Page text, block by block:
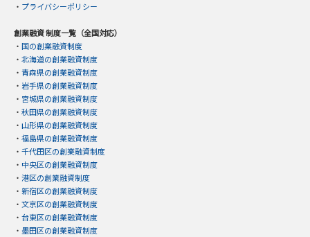
・ プライバシーポリシー
創業融資 制度一覧（全国対応）
・ 国の創業融資制度
・ 北海道の創業融資制度
・ 青森県の創業融資制度
・ 岩手県の創業融資制度
・ 宮城県の創業融資制度
・ 秋田県の創業融資制度
・ 山形県の創業融資制度
・ 福島県の創業融資制度
・ 千代田区の創業融資制度
・ 中央区の創業融資制度
・ 港区の創業融資制度
・ 新宿区の創業融資制度
・ 文京区の創業融資制度
・ 台東区の創業融資制度
・ 墨田区の創業融資制度